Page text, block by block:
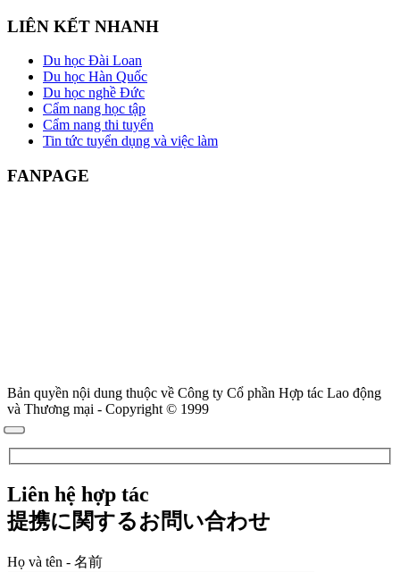
LIÊN KẾT NHANH
Du học Đài Loan
Du học Hàn Quốc
Du học nghề Đức
Cẩm nang học tập
Cẩm nang thi tuyển
Tin tức tuyển dụng và việc làm
FANPAGE
Bản quyền nội dung thuộc về Công ty Cổ phần Hợp tác Lao động
và Thương mại - Copyright © 1999
Liên hệ hợp tác
提携に関するお問い合わせ
Họ và tên - 名前